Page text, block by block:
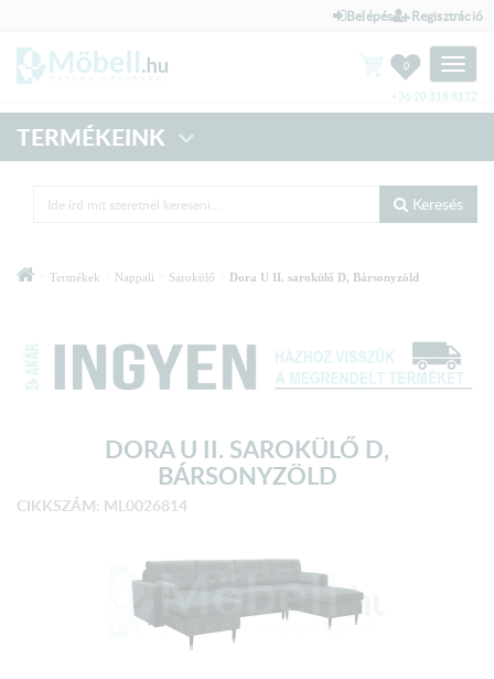
Belépés Regisztráció
Toggle
0
+36 20 318 8122
TERMÉKEINK
Keresés
Termékek Nappali Sarokülő Dora U II. sarokülő D, Bársonyzöld
DORA U II. SAROKÜLŐ D,
BÁRSONYZÖLD
CIKKSZÁM: ML0026814